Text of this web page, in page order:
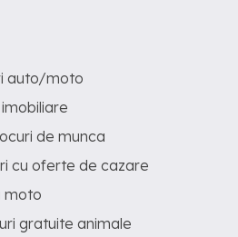
auto/moto
de munca
cu oferte de cazare
moto
gratuite animale